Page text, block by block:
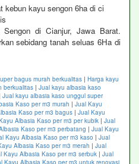
kebun kayu sengon 6ha di ci
di Cianjur, Jawa Barat.
sebidang tanah seluas 6Ha di
bagus murah berkualitas | Harga kayu
berkualitas | Jual kayu albasia kaso
Jual kayu albasia kaso unggul super
Kaso per m3 murah | Jual Kayu
Kaso per m3 bagus | Jual Kayu
Albasia Kaso per m3 per kubik | Jual
Kaso per m3 perbatang | Jual Kayu
Kayu Albasia Kaso per m3 kaso | Jual
Albasia Kaso per m3 merah | Jual
Kayu Albasia Kaso per m3 serbuk | Jual
Kayu Albasia Kaso per m3 untuk renovasi